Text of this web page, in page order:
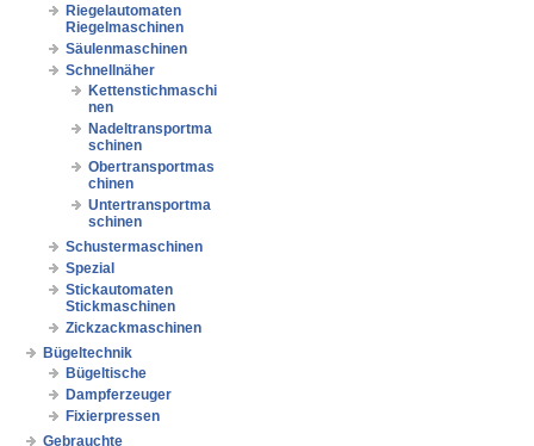
Riegelautomaten
Riegelmaschinen
Säulenmaschinen
Schnellnäher
Kettenstichmaschi
nen
Nadeltransportma
schinen
Obertransportmas
chinen
Untertransportma
schinen
Schustermaschinen
Spezial
Stickautomaten
Stickmaschinen
Zickzackmaschinen
Bügeltechnik
Bügeltische
Dampferzeuger
Fixierpressen
Gebrauchte